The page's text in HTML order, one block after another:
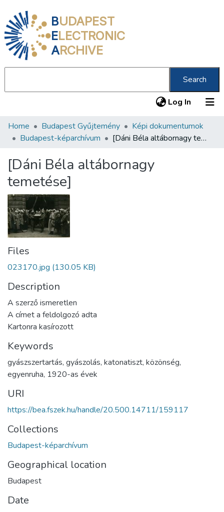
BUDAPEST
ELECTRONIC
ARCHIVE
Search
Log In (current)
Communities & Collections
Statistics
About us
Home Budapest Gyűjtemény
Képi dokumentumok
Budapest-képarchívum
[Dáni Béla altábornagy temetése]
[Dáni Béla altábornagy
temetése]
Files
023170.jpg (130.05 KB)
Description
A szerző ismeretlen
A címet a feldolgozó adta
Kartonra kasírozott
Keywords
gyászszertartás, gyászolás, katonatiszt, közönség,
egyenruha, 1920-as évek
URI
https://bea.fszek.hu/handle/20.500.14711/159117
Collections
Budapest-képarchívum
Geographical location
Budapest
Date